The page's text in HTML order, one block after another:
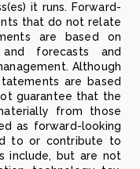
it runs. Forward-
that do not relate
are based on
forecasts and
Although
are based
guarantee that the
from those
as forward-looking
to or contribute to
include, but are not